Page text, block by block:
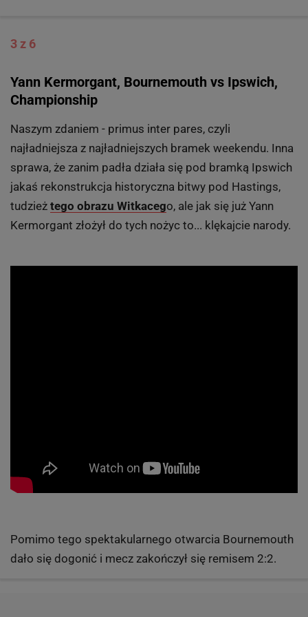
3 z 6
Yann Kermorgant, Bournemouth vs Ipswich,
Championship
Naszym zdaniem - primus inter pares, czyli
najładniejsza z najładniejszych bramek weekendu. Inna
sprawa, że zanim padła działa się pod bramką Ipswich
jakaś rekonstrukcja historyczna bitwy pod Hastings,
tudzież tego obrazu Witkacego, ale jak się już Yann
Kermorgant złożył do tych nożyc to... klękajcie narody.
Pomimo tego spektakularnego otwarcia Bournemouth
dało się dogonić i mecz zakończył się remisem 2:2.